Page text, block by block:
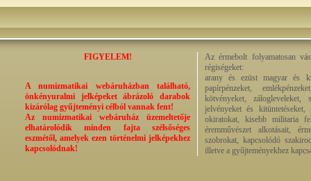
FIGYELEM!
A numizmatikai webáruházban található,
önkényuralmi jelképeket ábrázoló darabok
kizárólag gyűjteményi célból vannak fent!
Az numizmatikai webáruház üzemeltetője
elhatárolódik minden fajta szélsőséges
eszmétől, amelyek ezen történelmi jelképekhez
kapcsolódnak!
Az érmebolt folyamatosan
régiségeket:
arany és ezüst magyar és
papírpénzeket,
kötvényeket,
jelvényeket és kitüntetéseket,
okiratokat, kisebb militaria
éremművészet alkotásait,
szobrokat, kapcsolódó
illetve a gyűjteményekhez